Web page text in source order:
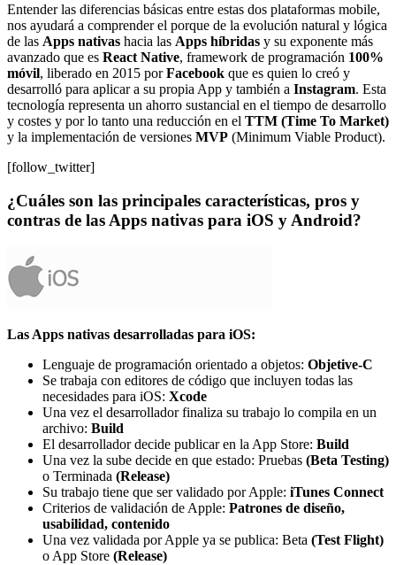
Entender las diferencias básicas entre estas dos plataformas mobile,
nos ayudará a comprender el porque de la evolución natural y lógica
de las Apps nativas hacia las Apps híbridas y su exponente más
avanzado que es React Native, framework de programación 100%
móvil, liberado en 2015 porFacebook que es quien lo creó y
desarrolló para aplicar a su propia App y también a Instagram. Esta
tecnología representa un ahorro sustancial en el tiempo de desarrollo
y costes y por lo tanto una reducción en el TTM (Time To Market)
y la implementación de versiones MVP (Minimum Viable Product).
[follow_twitter]
¿Cuáles son las principales características, pros y
contras de las Apps nativas para iOS y Android?
Las Apps nativas desarrolladas para iOS:
Lenguaje de programación orientado a objetos: Objetive-C
Se trabaja con editores de código que incluyen todas las
necesidades para iOS: Xcode
Una vez el desarrollador finaliza su trabajo lo compila en un
archivo: Build
El desarrollador decide publicar en la App Store: Build
Una vez la sube decide en que estado: Pruebas (Beta Testing)
o Terminada (Release)
Su trabajo tiene que ser validado por Apple: iTunes Connect
Criterios de validación de Apple: Patrones de diseño,
usabilidad, contenido
Una vez validada por Apple ya se publica: Beta (Test Flight)
o App Store (Release)